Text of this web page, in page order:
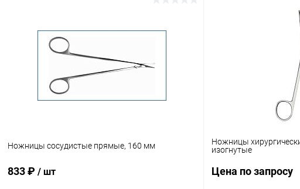
Купить в 1 клик
Под заказ
Ножницы сосудистые прямые, 160 мм
833 ₽ / шт
Ножницы
изогнутые
Цена по запросу